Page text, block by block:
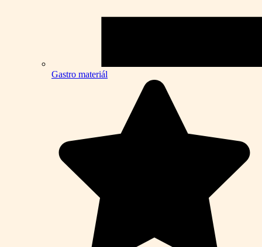
Gastro materiál